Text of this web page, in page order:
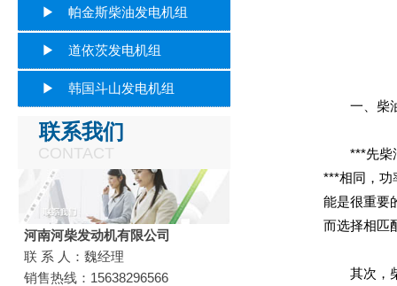
一、柴油
***先柴油
***相同，功
能是很重要
而选择相匹
其次，柴
▶ 帕金斯柴油发电机组
▶ 道依茨发电机组
▶ 韩国斗山发电机组
联系我们
CONTACT
河南河柴发动机有限公司
联 系 人：魏经理
销售热线：15638296566